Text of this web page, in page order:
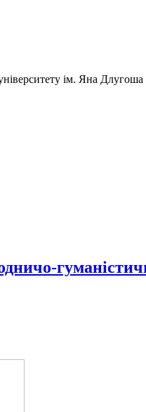
ім. Яна Длугоша